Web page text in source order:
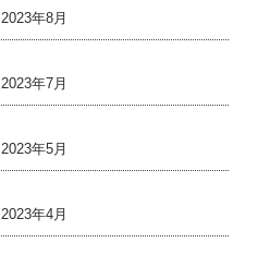
2023年8月
2023年7月
2023年5月
2023年4月